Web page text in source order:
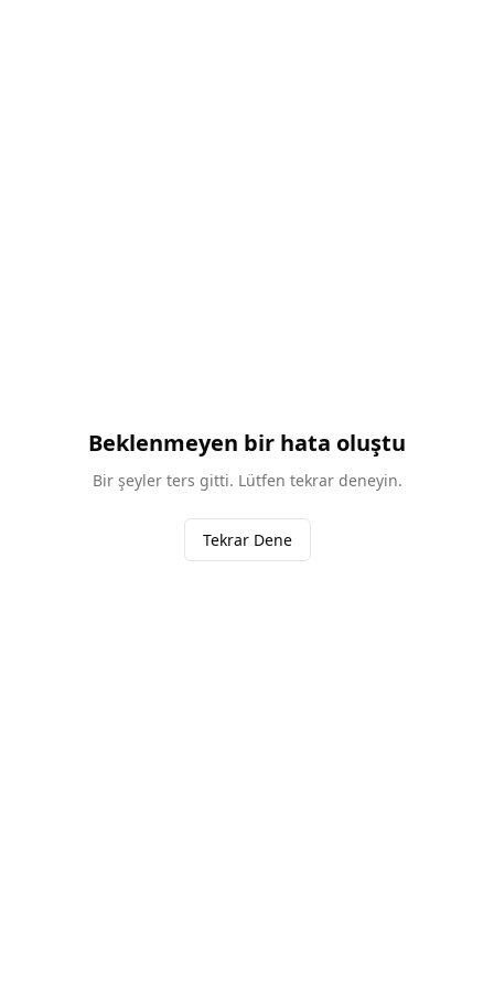
Beklenmeyen bir hata oluştu
Bir şeyler ters gitti. Lütfen tekrar deneyin.
Tekrar Dene